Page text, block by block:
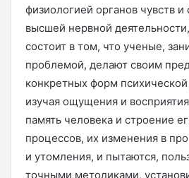
физиологией органов чувств и
высшей нервной
состоит в том, что ученые,
проблемой, делают своим
конкретных форм психической
изучая ощущения и
память человека и строение
процессов, их изменения в
и утомления, и пытаются,
точными методиками,